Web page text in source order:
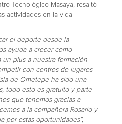
Tecnológico Masaya, resaltó
actividades en la vida
el deporte desde la
ayuda a crecer como
un plus a nuestra formación
con centros de lugares
de Ometepe ha sido una
todo esto es gratuito y parte
que tenemos gracias a
a la compañera Rosario y
por estas oportunidades”,